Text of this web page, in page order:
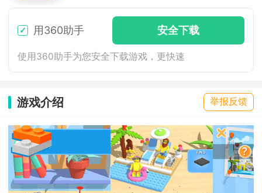
安全下载
用360助手
使用360助手为您安全下载游戏，更快速
游戏介绍 举报反馈